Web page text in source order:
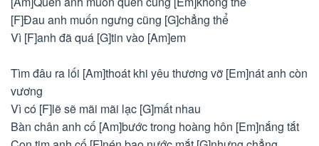
[F]Đau anh muốn ngưng cũng [G]chẳng thể
Vì [F]anh đã quá [G]tin vào [Am]em
Tìm đâu ra lối [Am]thoát khi yêu thương vỡ [Em]nát anh còn
vương
Vì có [F]lẽ sẽ mãi mãi lạc [G]mất nhau
Bàn chân anh cố [Am]bước trong hoàng hôn [Em]nắng tắt